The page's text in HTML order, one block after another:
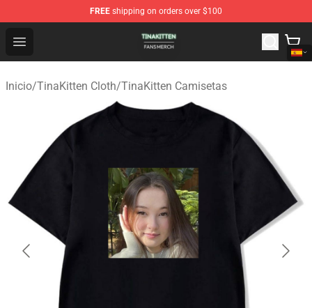
FREE shipping on orders over $100
Open menu
TinaKitten Shop - Official TinaKitten Merchandise Store
Inicio/TinaKitten Cloth/TinaKitten Camisetas